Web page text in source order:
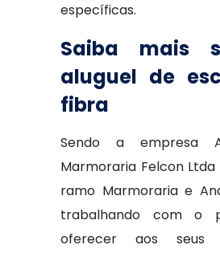
específicas.
Saiba mais
aluguel de
fibra
Sendo a empresa
Marmoraria Felcon
ramo Marmoraria e
trabalhando com o
oferecer aos seus